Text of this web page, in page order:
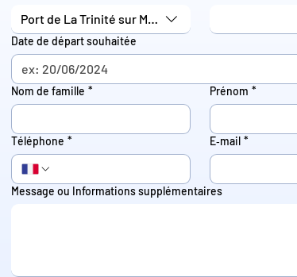
Port de La Trinité sur Mer
Date de départ souhaitée
Nom de famille * Prénom *
Téléphone * E‑mail *
Message ou Informations supplémentaires